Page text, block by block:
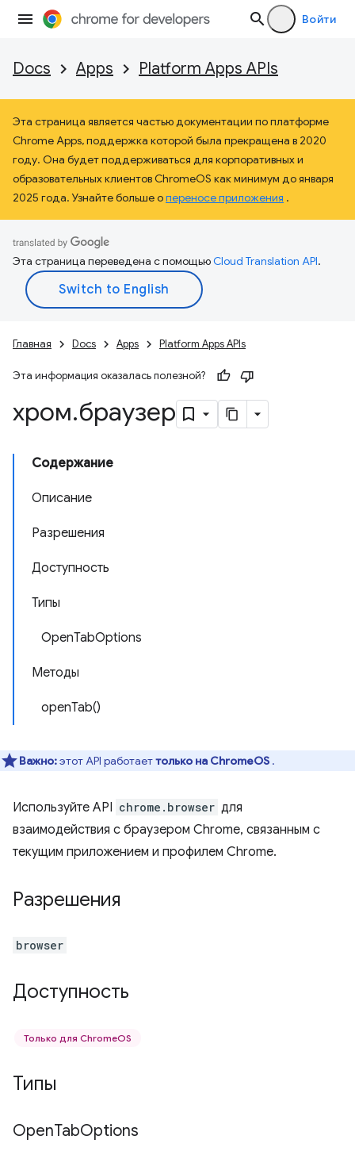
Войти
Docs Apps Platform Apps APIs
Эта страница является частью документации по платформе
Chrome Apps, поддержка которой была прекращена в 2020
году. Она будет поддерживаться для корпоративных и
образовательных клиентов ChromeOS как минимум до января
2025 года. Узнайте больше опереносе приложения .
Эта страница переведена с помощьюCloud Translation API.
Главная Docs Apps Platform Apps APIs
Эта информация оказалась полезной?
хром.браузер
Содержание
Описание
Разрешения
Доступность
Типы
OpenTabOptions
Методы
openTab()
Важно:этот API работаеттолько на ChromeOS .
Используйте API chrome.browser для
взаимодействия с браузером Chrome, связанным с
текущим приложением и профилем Chrome.
Разрешения
browser
Доступность
Только для ChromeOS
Типы
OpenTabOptions